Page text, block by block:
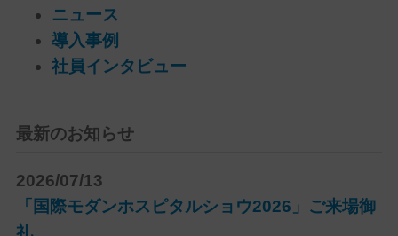
ニュース
導入事例
社員インタビュー
最新のお知らせ
2026/07/13
「国際モダンホスピタルショウ2026」ご来場御
礼